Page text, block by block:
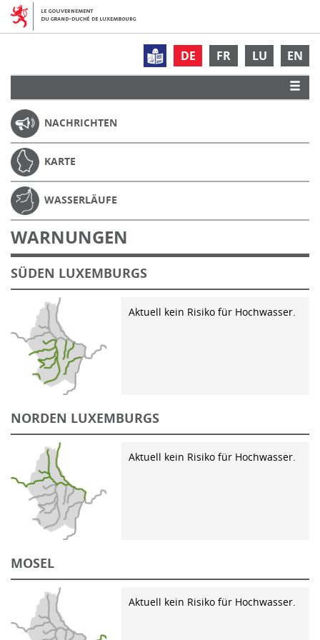
DE FR LU EN
NACHRICHTEN
KARTE
WASSERLÄUFE
WARNUNGEN
SÜDEN LUXEMBURGS
Aktuell kein Risiko für Hochwasser.
NORDEN LUXEMBURGS
Aktuell kein Risiko für Hochwasser.
MOSEL
Aktuell kein Risiko für Hochwasser.